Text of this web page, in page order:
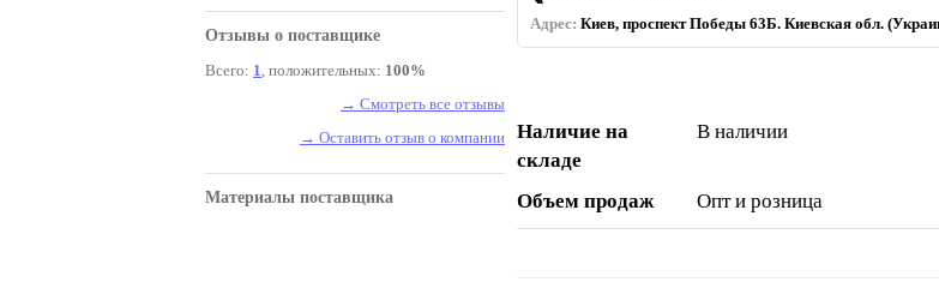
Отзывы о поставщике
Всего: 1, положительных: 100%
→ Смотреть все отзывы
→ Оставить отзыв о компании
Материалы поставщика
Адрес: Киев, проспект Победы 63Б. Киевская обл.
Наличие на
складе
В наличии
Объем продаж Опт и розница